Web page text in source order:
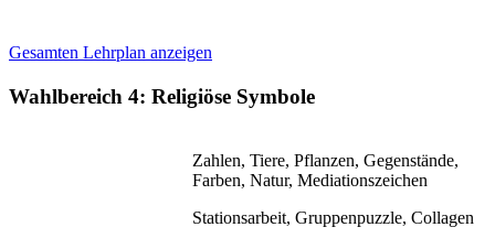
Gesamten Lehrplan anzeigen
Wahlbereich 4: Religiöse Symbole
Zahlen, Tiere, Pflanzen, Gegenstände,
Farben, Natur, Mediationszeichen
Stationsarbeit, Gruppenpuzzle, Collagen